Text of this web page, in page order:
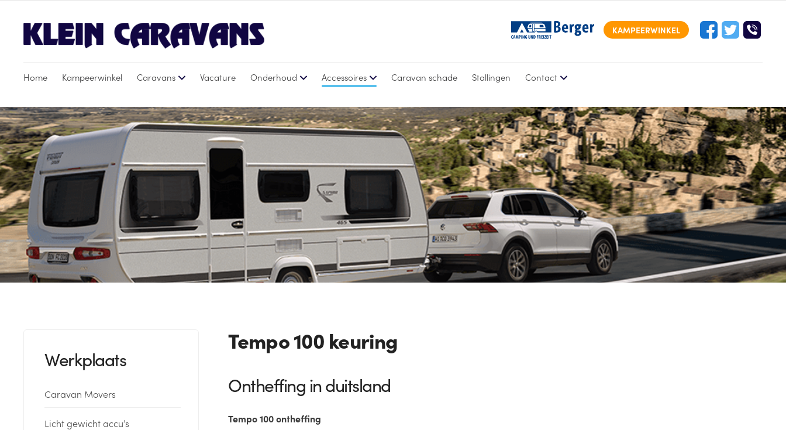
KAMPEERWINKEL
Home Kampeerwinkel Caravans Vacature Onderhoud Accessoires Caravan schade Stallingen Contact
Werkplaats
Caravan Movers
Licht gewicht accu’s
Tempo 100 keuring
Ontheffing in duitsland
Tempo 100 ontheffing